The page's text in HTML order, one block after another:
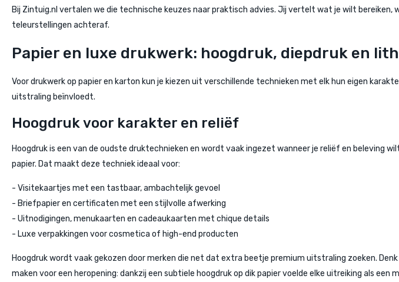
Bij Zintuig.nl vertalen we die technische keuzes naar praktisch advies. Jij vertelt wat je wilt
teleurstellingen achteraf.
Papier en luxe drukwerk: hoogdruk, diepdruk en
Voor drukwerk op papier en karton kun je kiezen uit verschillende technieken met elk hun eigen
uitstraling beïnvloedt.
Hoogdruk voor karakter en reliëf
Hoogdruk is een van de oudste druktechnieken en wordt vaak ingezet wanneer je reliëf en beleving
papier. Dat maakt deze techniek ideaal voor:
- Visitekaartjes met een tastbaar, ambachtelijk gevoel
- Briefpapier en certificaten met een stijlvolle afwerking
- Uitnodigingen, menukaarten en cadeaukaarten met chique details
- Luxe verpakkingen voor cosmetica of high-end producten
Hoogdruk wordt vaak gekozen door merken die net dat extra beetje premium uitstraling zoeken.
maken voor een heropening: dankzij een subtiele hoogdruk op dik papier voelde elke uitreiking als een